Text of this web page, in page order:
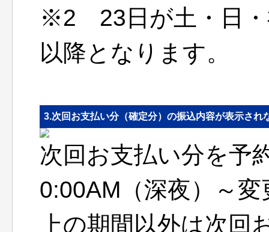
※2 23日が土・日・
以降となります。
3.次回お支払い分（確定分）の振込内容が表示され
次回お支払い分を予
0:00AM（深夜）～
上の期間以外は次